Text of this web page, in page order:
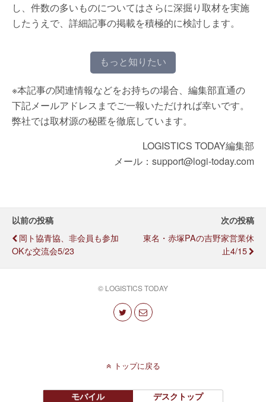
し、件数の多いものについてはさらに深掘り取材を実施
したうえで、詳細記事の掲載を積極的に検討します。
もっと知りたい
※本記事の関連情報などをお持ちの場合、編集部直通の
下記メールアドレスまでご一報いただければ幸いです。
弊社では取材源の秘匿を徹底しています。
LOGISTICS TODAY編集部
メール：support@logi-today.com
以前の投稿
岡ト協青協、非会員も参加
OKな交流会5/23
次の投稿
東名・赤塚PAの吉野家営業休
止4/15
© LOGISTICS TODAY
トップに戻る
モバイル デスクトップ